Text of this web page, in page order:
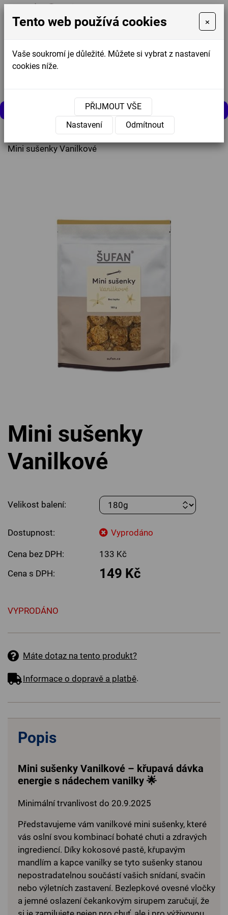
MENU
Úvodní stránka » Nabídka » Ostatní » Mlsání
Mini sušenky Vanilkové
Mini sušenky
Vanilkové
Velikost balení:
Dostupnost: Vyprodáno
Cena bez DPH:
133 Kč
Cena s DPH:
149 Kč
VYPRODÁNO
Máte dotaz na tento produkt?
Informace o dopravě a platbě.
Popis
Mini sušenky Vanilkové – křupavá dávka
energie s nádechem vanilky 🌟
Minimální trvanlivost do 20.9.2025
Představujeme vám vanilkové mini sušenky, které
vás oslní svou kombinací bohaté chuti a zdravých
ingrediencí. Díky kokosové pastě, křupavým
mandlím a kapce vanilky se tyto sušenky stanou
nepostradatelnou součástí vašich snídaní, svačin
nebo výletních zastavení. Bezlepkové ovesné vločky
a jemné oslazení čekankovým sirupem zaručují, že
Tento web používá cookies ×
Vaše soukromí je důležité. Můžete si vybrat z nastavení
cookies níže.
PŘIJMOUT VŠE
Nastavení
Odmítnout